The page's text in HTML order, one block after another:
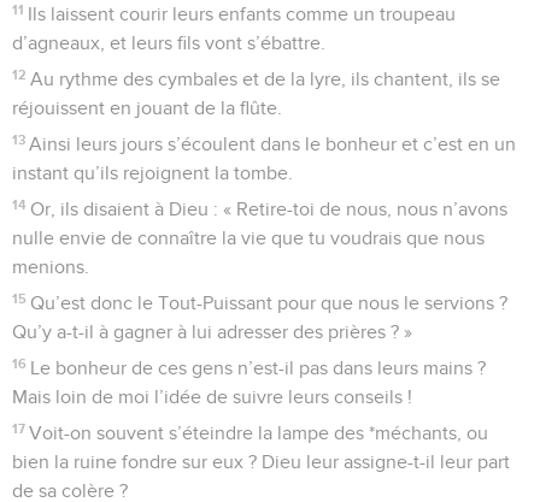
11 Ils laissent courir leurs enfants comme un troupeau
d’agneaux, et leurs fils vont s’ébattre.
12 Au rythme des cymbales et de la lyre, ils chantent, ils se
réjouissent en jouant de la flûte.
13 Ainsi leurs jours s’écoulent dans le bonheur et c’est en un
instant qu’ils rejoignent la tombe.
14 Or, ils disaient à Dieu : « Retire-toi de nous, nous n’avons
nulle envie de connaître la vie que tu voudrais que nous
menions.
15 Qu’est donc le Tout-Puissant pour que nous le servions ?
Qu’y a-t-il à gagner à lui adresser des prières ? »
16 Le bonheur de ces gens n’est-il pas dans leurs mains ?
Mais loin de moi l’idée de suivre leurs conseils !
17 Voit-on souvent s’éteindre la lampe des *méchants, ou
bien la ruine fondre sur eux ? Dieu leur assigne-t-il leur part
de sa colère ?